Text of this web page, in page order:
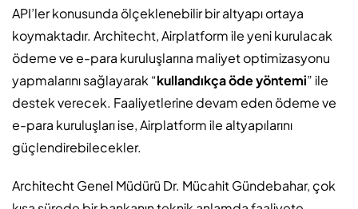
API’ler konusunda ölçeklenebilir bir altyapı ortaya
koymaktadır. Architecht, Airplatform ile yeni kurulacak
ödeme ve e-para kuruluşlarına maliyet optimizasyonu
yapmalarını sağlayarak “kullandıkça öde yöntemi” ile
destek verecek. Faaliyetlerine devam eden ödeme ve
e-para kuruluşları ise, Airplatform ile altyapılarını
güçlendirebilecekler.
Architecht Genel Müdürü Dr. Mücahit Gündebahar, çok